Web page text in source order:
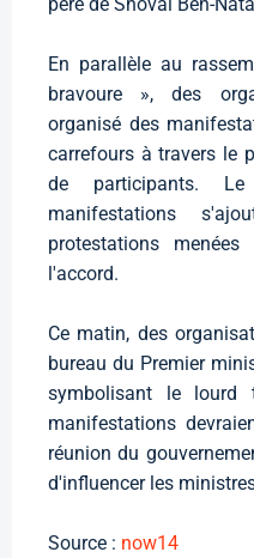
En parallèle au
bravoure », des
organisé des
carrefours à travers le
de participants.
manifestations
protestations
l'accord.
Ce matin, des
bureau du Premier
symbolisant le lourd
manifestations
réunion du
d'influencer les
Source : now14